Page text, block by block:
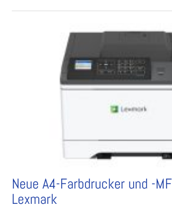
Neue A4-Farbdrucker und -
Lexmark